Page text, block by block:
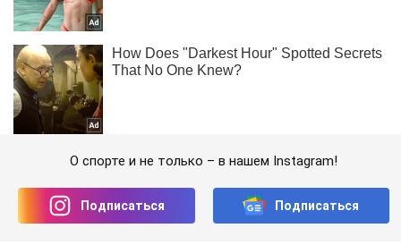
О спорте и не только – в нашем Instagram!
Подписаться Подписаться